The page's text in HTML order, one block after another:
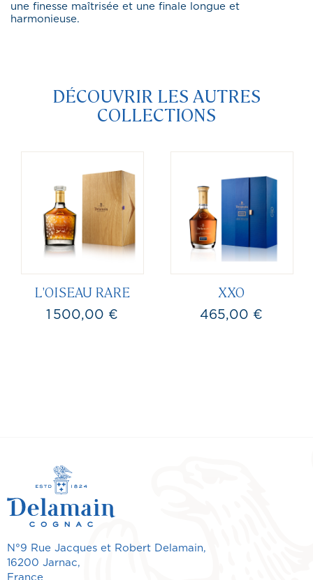
une finesse maîtrisée et une finale longue et
harmonieuse.
DÉCOUVRIR LES AUTRES
COLLECTIONS
L'OISEAU RARE
Prix
1 500,00 €
XXO
Prix
465,00 €
N°9 Rue Jacques et Robert Delamain,
16200 Jarnac,
France